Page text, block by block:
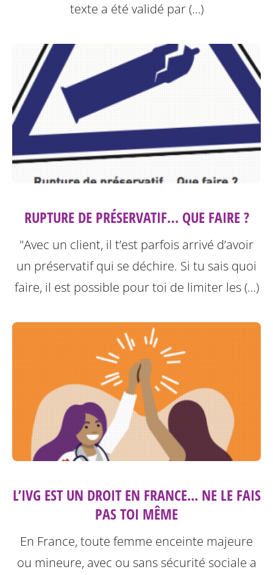
texte a été validé par (…)
RUPTURE DE PRÉSERVATIF… QUE FAIRE ?
"Avec un client, il t’est parfois arrivé d’avoir
un préservatif qui se déchire. Si tu sais quoi
faire, il est possible pour toi de limiter les (…)
L’IVG EST UN DROIT EN FRANCE... NE LE FAIS
PAS TOI MÊME
En France, toute femme enceinte majeure
ou mineure, avec ou sans sécurité sociale a